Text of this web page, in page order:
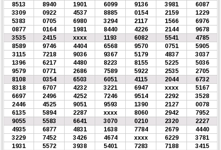
8513
8940 1901 6099 9136 3981
6087
3309
0922 4537 8885 0154 2159
1229
5383
0705 6980 3294 2117 1566
6976
0877
0164 1981 8440 4226 2144
9678
3535
2415 xxxx 1193 6082 5541
4785
8589
9746 4404 6568 9570 0751
5905
3115
7218 9036 9367 5179 4837
3037
1396
6217 4480 8223 8155 5225
5036
9579
0771 2686 7589 5922 2535
2705
8108
0354 6503 6051 4115 2044
6732
8318
6707 4232 3221 6947 xxxx
5167
6697
2496 4252 7246 9514 2292
3528
2446
4525 9051 9593 1390 2127
0078
6135
5894 2287 xxxx 8060 2942
7952
9055
5583 6641 3070 0210 2320
2227
4935
6877 4831 1638 7784 2679
4440
3229
7452 3426 4674 xxxx 6229
3781
1931
5572 3938 5401 7283 7188
3415